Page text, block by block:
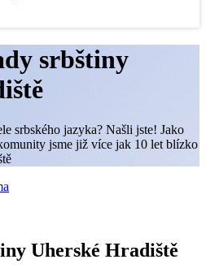
srbštiny
srbského jazyka? Našli jste! Jako
jsme již více jak 10 let blízko
Uherské Hradiště